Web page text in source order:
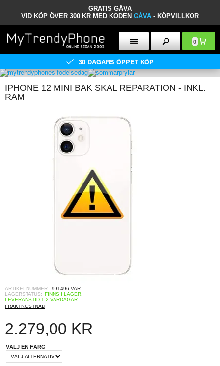
GRATIS GÅVA
VID KÖP ÖVER 300 KR MED KODEN GÅVA - KÖPVILLKOR
0
30 DAGARS ÖPPET KÖP
IPHONE 12 MINI BAK SKAL REPARATION - INKL.
RAM
ARTIKELNUMMER: 991496-VAR
LAGERSTATUS: FINNS I LAGER.
LEVERANSTID 1-2 VARDAGAR
FRAKTKOSTNAD
2.279,00 KR
VÄLJ EN FÄRG